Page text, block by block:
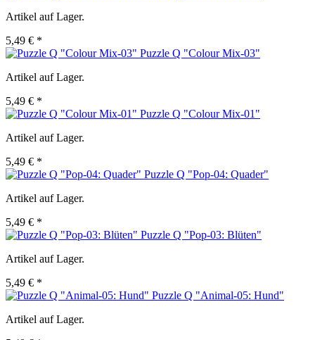
Artikel auf Lager.
5,49 € *
Puzzle Q "Colour Mix-03"
Artikel auf Lager.
5,49 € *
Puzzle Q "Colour Mix-01"
Artikel auf Lager.
5,49 € *
Puzzle Q "Pop-04: Quader"
Artikel auf Lager.
5,49 € *
Puzzle Q "Pop-03: Blüten"
Artikel auf Lager.
5,49 € *
Puzzle Q "Animal-05: Hund"
Artikel auf Lager.